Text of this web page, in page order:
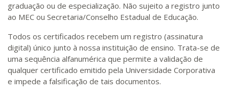
graduação ou de especialização. Não sujeito a registro junto
ao MEC ou Secretaria/Conselho Estadual de Educação.
Todos os certificados recebem um registro (assinatura
digital) único junto à nossa instituição de ensino. Trata-se de
uma sequência alfanumérica que permite a validação de
qualquer certificado emitido pela Universidade Corporativa
e impede a falsificação de tais documentos.